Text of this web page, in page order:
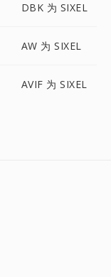
DBK 为 SIXEL
AW 为 SIXEL
AVIF 为 SIXEL